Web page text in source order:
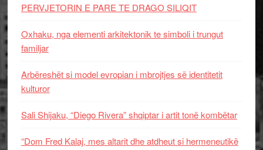
PERVJETORIN E PARE TE DRAGO SILIQIT
Oxhaku, nga elementi arkitektonik te simboli i trungut
familjar
Arbëreshët si model evropian i mbrojtjes së identitetit
kulturor
Sali Shijaku, “Diego Rivera” shqiptar i artit tonë kombëtar
“Dom Fred Kalaj, mes altarit dhe atdheut si hermeneutikë